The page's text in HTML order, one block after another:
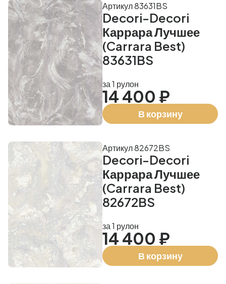
Decori-Decori
Каррара Лучшее
(Carrara Best)
83631BS
Артикул 83631BS
за 1 рулон
14 400 ₽
В корзину
Decori-Decori
Каррара Лучшее
(Carrara Best)
82672BS
Артикул 82672BS
за 1 рулон
14 400 ₽
В корзину